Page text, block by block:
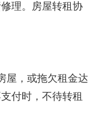
理。房屋转租协
，或拖欠租金达
付时，不待转租